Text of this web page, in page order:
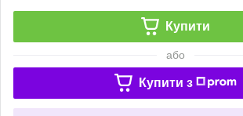
Купити
або
Купити з